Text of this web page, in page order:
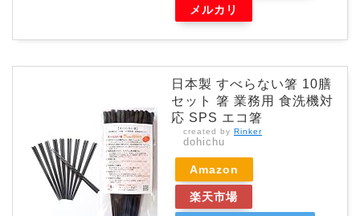
メルカリ
日本製 すべらない箸 10膳
セット 箸 業務用 食洗機対
応 SPS エコ箸
created by Rinker
dohichu
Amazon
楽天市場